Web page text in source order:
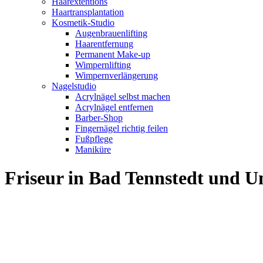
Haartransplantation
Kosmetik-Studio
Augenbrauenlifting
Haarentfernung
Permanent Make-up
Wimpernlifting
Wimpernverlängerung
Nagelstudio
Acrylnägel selbst machen
Acrylnägel entfernen
Barber-Shop
Fingernägel richtig feilen
Fußpflege
Maniküre
Friseur in Bad Tennstedt und